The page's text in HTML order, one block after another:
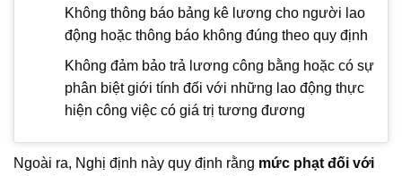
Không thông báo bảng kê lương cho người lao
động hoặc thông báo không đúng theo quy định
Không đảm bảo trả lương công bằng hoặc có sự
phân biệt giới tính đối với những lao động thực
hiện công việc có giá trị tương đương
Ngoài ra, Nghị định này quy định rằng mức phạt đối với